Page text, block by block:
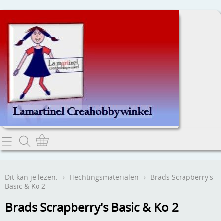
Home
Contact
Webwinkel
Dit kan je lezen. › Hechtingsmaterialen › Brads Scrapberry's
Basic & Ko 2
Brads Scrapberry's Basic & Ko 2